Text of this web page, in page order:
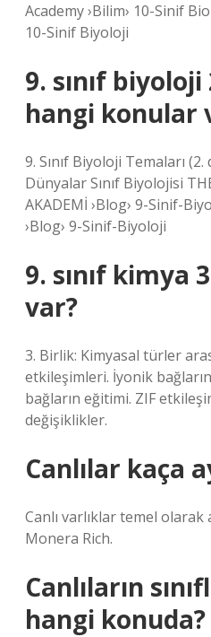
Academy ›Bilim› 10-Sinif
10-Sinif Biyoloji
9. sınıf
hangi konular
9. Sınıf Biyoloji Temaları
Dünyalar Sınıf Biyolojisi
AKADEMİ ›Blog› 9-Sinif-
›Blog› 9-Sinif-Biyoloji
9. sınıf kimya
var?
3. Birlik: Kimyasal türler
etkileşimleri. İyonik
bağların eğitimi. ZIF
değişiklikler.
Canlılar kaça
Canlı varlıklar temel olarak
Monera Rich.
Canlıların
hangi konuda?